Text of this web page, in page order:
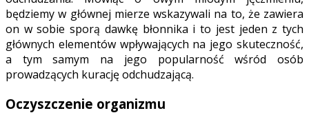
będziemy w głównej mierze wskazywali na to, że zawiera
on w sobie sporą dawkę błonnika i to jest jeden z tych
głównych elementów wpływających na jego skuteczność,
a tym samym na jego popularność wśród osób
prowadzących kurację odchudzającą.
Oczyszczenie organizmu